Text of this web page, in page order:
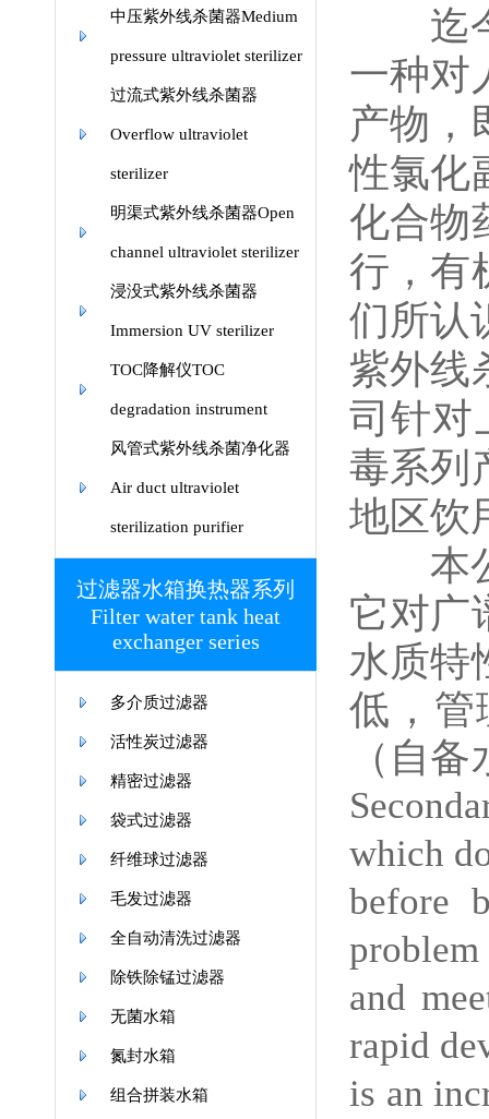
中压紫外线杀菌器Medium
pressure ultraviolet sterilizer
过流式紫外线杀菌器
Overflow ultraviolet
sterilizer
明渠式紫外线杀菌器Open
channel ultraviolet sterilizer
浸没式紫外线杀菌器
Immersion UV sterilizer
TOC降解仪TOC
degradation instrument
风管式紫外线杀菌净化器
Air duct ultraviolet
sterilization purifier
过滤器水箱换热器系列
Filter water tank heat
exchanger series
多介质过滤器
活性炭过滤器
精密过滤器
袋式过滤器
纤维球过滤器
毛发过滤器
全自动清洗过滤器
除铁除锰过滤器
无菌水箱
氮封水箱
组合拼装水箱
迄今
一种对
产物，
性氯化
化合物
行，有
们所认
紫外线
司针对
毒系列
地区饮
本公
它对广
水质特
低，管
（自
which
before
and
rapid
is an